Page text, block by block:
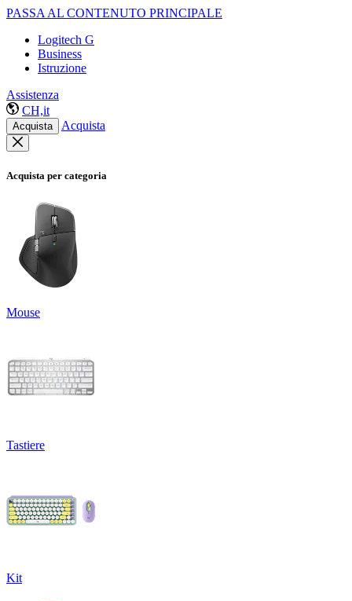
PASSA AL CONTENUTO PRINCIPALE
Logitech G
Business
Istruzione
Assistenza
CH,it
Acquista Acquista
Acquista per categoria
Mouse
Tastiere
Kit